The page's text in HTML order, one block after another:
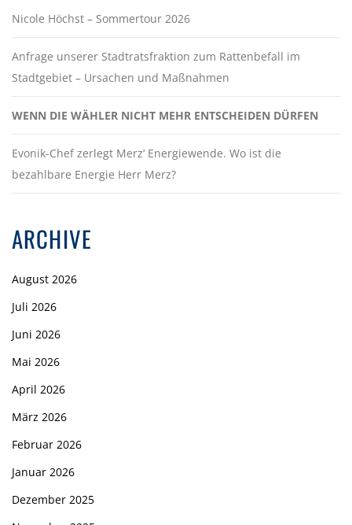
Nicole Höchst – Sommertour 2026
Anfrage unserer Stadtratsfraktion zum Rattenbefall im
Stadtgebiet – Ursachen und Maßnahmen
WENN DIE WÄHLER NICHT MEHR ENTSCHEIDEN DÜRFEN
Evonik-Chef zerlegt Merz‘ Energiewende. Wo ist die
bezahlbare Energie Herr Merz?
ARCHIVE
August 2026
Juli 2026
Juni 2026
Mai 2026
April 2026
März 2026
Februar 2026
Januar 2026
Dezember 2025